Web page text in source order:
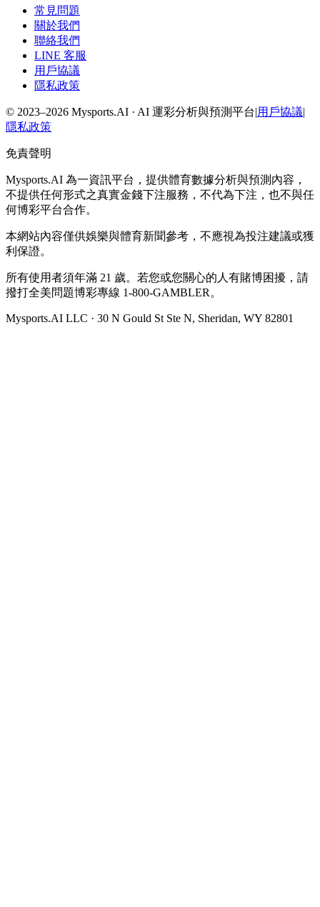
常見問題
關於我們
聯絡我們
LINE 客服
用戶協議
隱私政策
© 2023–2026 Mysports.AI · AI 運彩分析與預測平台|用戶協議|
隱私政策
免責聲明
Mysports.AI 為一資訊平台，提供體育數據分析與預測內容，
不提供任何形式之真實金錢下注服務，不代為下注，也不與任
何博彩平台合作。
本網站內容僅供娛樂與體育新聞參考，不應視為投注建議或獲
利保證。
所有使用者須年滿 21 歲。若您或您關心的人有賭博困擾，請
撥打全美問題博彩專線 1-800-GAMBLER。
Mysports.AI LLC · 30 N Gould St Ste N, Sheridan, WY 82801